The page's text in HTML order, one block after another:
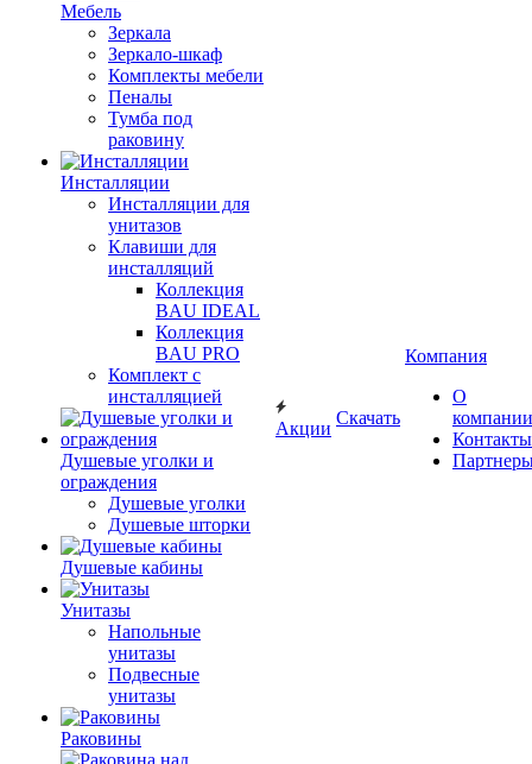
Мебель
Зеркала
Зеркало-шкаф
Комплекты мебели
Пеналы
Тумба под
раковину
Инсталляции
Инсталляции для
унитазов
Клавиши для
инсталляций
Коллекция
BAU IDEAL
Коллекция
BAU PRO
Комплект с
инсталляцией
Душевые уголки и
ограждения
Душевые уголки
Душевые шторки
Душевые кабины
Унитазы
Напольные
унитазы
Подвесные
унитазы
Раковины
Акции
Скачать
Компания
О
компании
Контакты